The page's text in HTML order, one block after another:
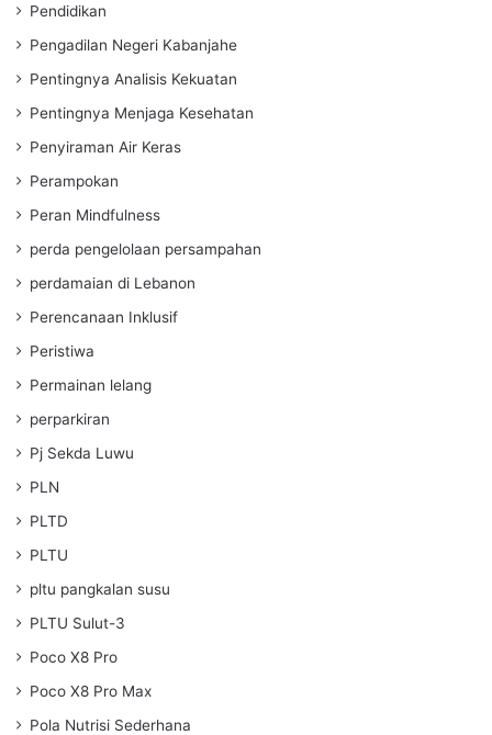
Pendidikan
Pengadilan Negeri Kabanjahe
Pentingnya Analisis Kekuatan
Pentingnya Menjaga Kesehatan
Penyiraman Air Keras
Perampokan
Peran Mindfulness
perda pengelolaan persampahan
perdamaian di Lebanon
Perencanaan Inklusif
Peristiwa
Permainan lelang
perparkiran
Pj Sekda Luwu
PLN
PLTD
PLTU
pltu pangkalan susu
PLTU Sulut-3
Poco X8 Pro
Poco X8 Pro Max
Pola Nutrisi Sederhana